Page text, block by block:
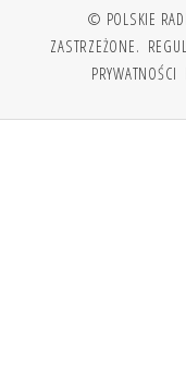
© POLSKIE
ZASTRZEŻONE.
PRYWATNOŚCI